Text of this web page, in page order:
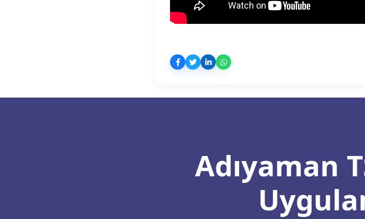
Adıyaman